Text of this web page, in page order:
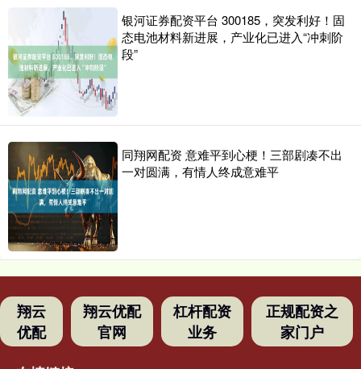
银河证券配资平台 300185，突发利好！固
态电池材料新进展，产业化已进入“冲刺阶
段”
同翔网配资 意难平到心梗！三部剧凑不出
一对圆满，有情人终成意难平
翔云
优配
翔云优配
官网
杠杆配资
业务
正规配资之
家门户